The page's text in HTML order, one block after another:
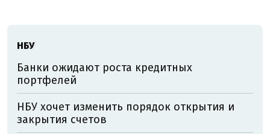
НБУ
Банки ожидают роста кредитных
портфелей
НБУ хочет изменить порядок открытия и
закрытия счетов